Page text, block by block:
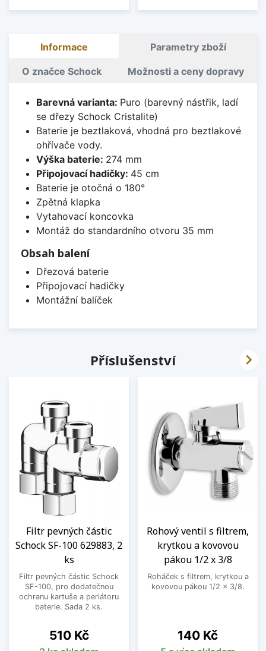
Informace Parametry zboží
O značce Schock Možnosti a ceny dopravy
Barevná varianta: Puro (barevný nástřik, ladí
se dřezy Schock Cristalite)
Baterie je beztlaková, vhodná pro beztlakové
ohřívače vody.
Výška baterie: 274 mm
Připojovací hadičky: 45 cm
Baterie je otočná o 180°
Zpětná klapka
Vytahovací koncovka
Montáž do standardního otvoru 35 mm
Obsah balení
Dřezová baterie
Připojovací hadičky
Montážní balíček
Příslušenství
Filtr pevných částic
Schock SF-100 629883, 2
ks
Filtr pevných částic Schock
SF-100, pro dodatečnou
ochranu kartuše a perlátoru
baterie. Sada 2 ks.
Cena
510 Kč
Rohový ventil s filtrem,
krytkou a kovovou
pákou 1/2 x 3/8
Roháček s filtrem, krytkou a
kovovou pákou 1/2 x 3/8.
Cena
140 Kč
